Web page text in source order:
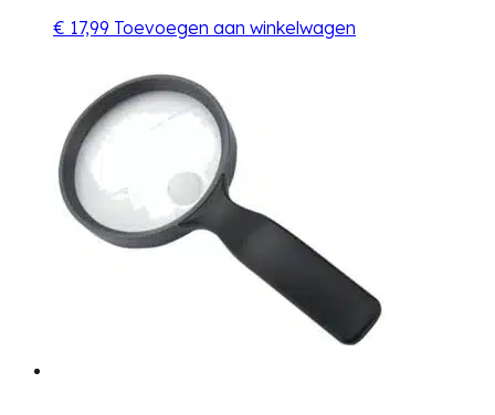
€ 17,99 Toevoegen aan winkelwagen